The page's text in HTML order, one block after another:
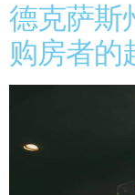
德克萨斯
购房者的